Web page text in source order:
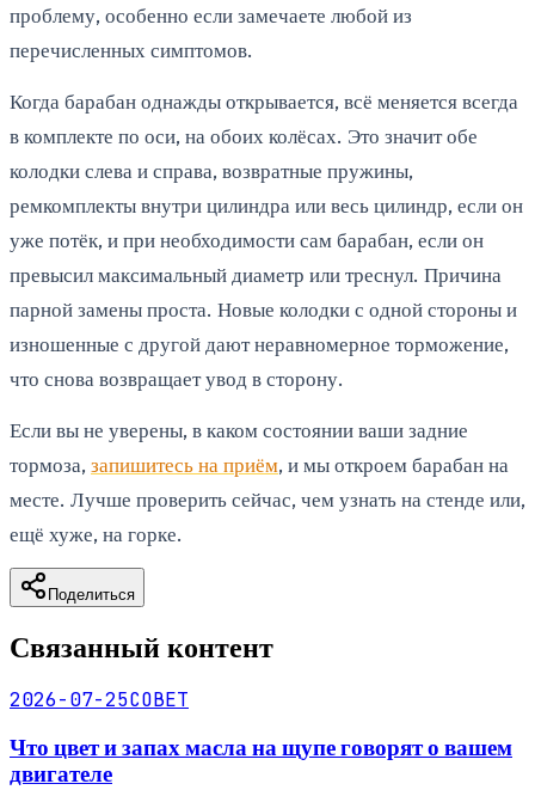
проблему, особенно если замечаете любой из
перечисленных симптомов.
Когда барабан однажды открывается, всё меняется всегда
в комплекте по оси, на обоих колёсах. Это значит обе
колодки слева и справа, возвратные пружины,
ремкомплекты внутри цилиндра или весь цилиндр, если он
уже потёк, и при необходимости сам барабан, если он
превысил максимальный диаметр или треснул. Причина
парной замены проста. Новые колодки с одной стороны и
изношенные с другой дают неравномерное торможение,
что снова возвращает увод в сторону.
Если вы не уверены, в каком состоянии ваши задние
тормоза, запишитесь на приём, и мы откроем барабан на
месте. Лучше проверить сейчас, чем узнать на стенде или,
ещё хуже, на горке.
Поделиться
Связанный контент
2026-07-25СОВЕТ
Что цвет и запах масла на щупе говорят о вашем
двигателе